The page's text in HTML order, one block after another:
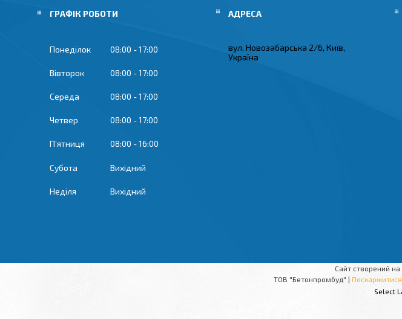
ГРАФІК РОБОТИ
Понеділок 08:00 17:00
Вівторок 08:00 17:00
Середа 08:00 17:00
Четвер 08:00 17:00
Пʼятниця 08:00 16:00
Субота Вихідний
Неділя Вихідний
вул. Новозабарська 2/6, Київ,
Україна
Сайт створений на
ТОВ "Бетонпромбуд" |
Select